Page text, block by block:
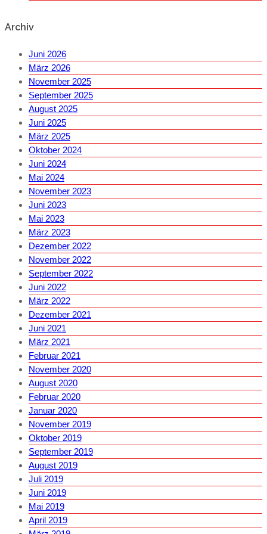
Archiv
Juni 2026
März 2026
November 2025
September 2025
August 2025
Juni 2025
März 2025
Oktober 2024
Juni 2024
Mai 2024
November 2023
Juni 2023
Mai 2023
März 2023
Dezember 2022
November 2022
September 2022
Juni 2022
März 2022
Dezember 2021
Juni 2021
März 2021
Februar 2021
November 2020
August 2020
Februar 2020
Januar 2020
November 2019
Oktober 2019
September 2019
August 2019
Juli 2019
Juni 2019
Mai 2019
April 2019